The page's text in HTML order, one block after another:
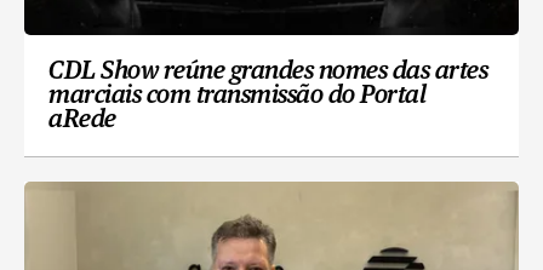
CDL Show reúne grandes nomes das artes
marciais com transmissão do Portal
aRede